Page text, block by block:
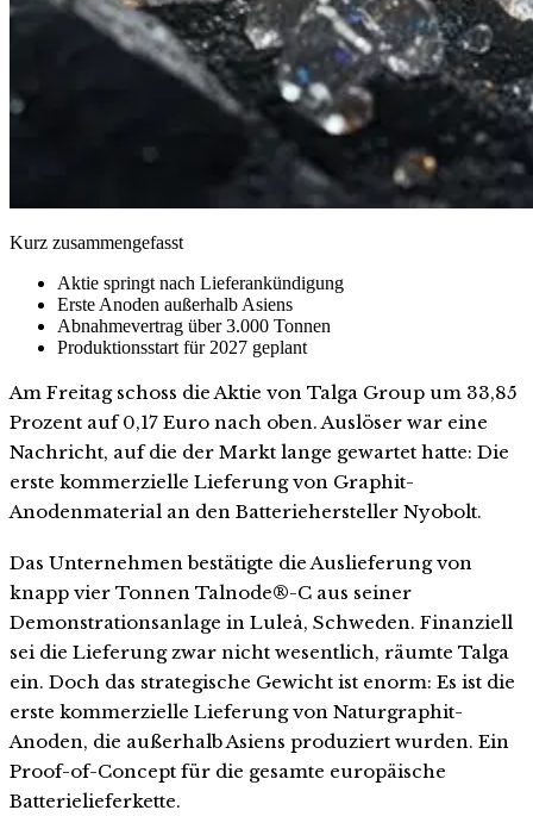
Kurz zusammengefasst
Aktie springt nach Lieferankündigung
Erste Anoden außerhalb Asiens
Abnahmevertrag über 3.000 Tonnen
Produktionsstart für 2027 geplant
Am Freitag schoss die Aktie von Talga Group um 33,85
Prozent auf 0,17 Euro nach oben. Auslöser war eine
Nachricht, auf die der Markt lange gewartet hatte: Die
erste kommerzielle Lieferung von Graphit-
Anodenmaterial an den Batteriehersteller Nyobolt.
Das Unternehmen bestätigte die Auslieferung von
knapp vier Tonnen Talnode®-C aus seiner
Demonstrationsanlage in Luleå, Schweden. Finanziell
sei die Lieferung zwar nicht wesentlich, räumte Talga
ein. Doch das strategische Gewicht ist enorm: Es ist die
erste kommerzielle Lieferung von Naturgraphit-
Anoden, die außerhalb Asiens produziert wurden. Ein
Proof-of-Concept für die gesamte europäische
Batterielieferkette.